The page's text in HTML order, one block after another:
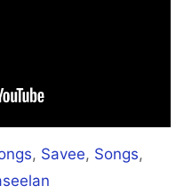
, Savee, Songs,